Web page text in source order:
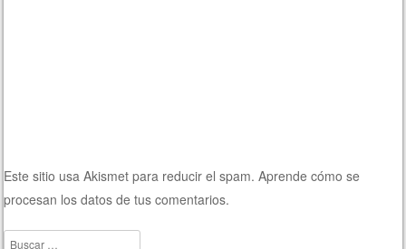
Este sitio usa Akismet para reducir el spam.Aprende cómo se
procesan los datos de tus comentarios.
Buscar